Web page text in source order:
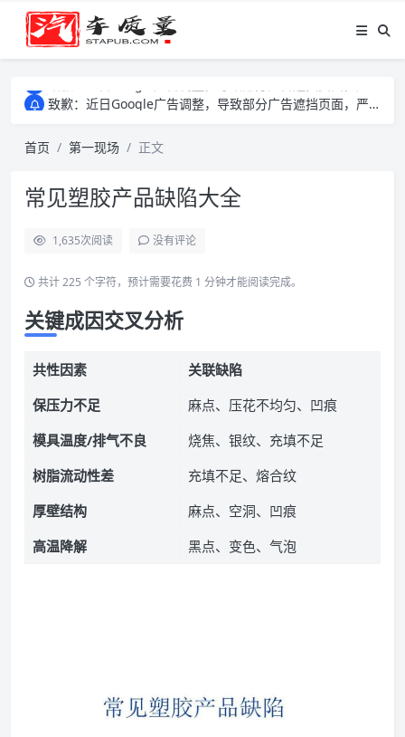
致歉：近日Google广告调整，导致部分广告遮挡页面，严重影响大家访问体验，将尽快调整完成，由此带来的不便，特意致歉！
致歉：近日Google广告调整，导致部分广告遮挡页面，严重影响大家访问体验，将尽快调整完成，由此带来的不便，特意致歉！
首页 第一现场 正文
常见塑胶产品缺陷大全
1,635次阅读 没有评论
共计 225 个字符，预计需要花费 1 分钟才能阅读完成。
关键成因交叉分析
共性因素
关联缺陷
保压力不足
麻点、压花不均匀、凹痕
模具温度/排气不良
烧焦、银纹、充填不足
树脂流动性差
充填不足、熔合纹
厚壁结构
麻点、空洞、凹痕
高温降解
黑点、变色、气泡